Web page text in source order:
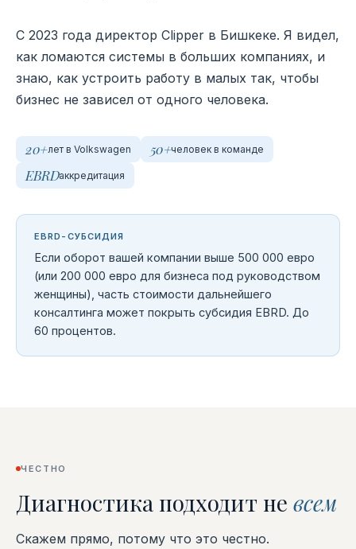
С 2023 года директор Clipper в Бишкеке. Я видел,
как ломаются системы в больших компаниях, и
знаю, как устроить работу в малых так, чтобы
бизнес не зависел от одного человека.
20+лет в Volkswagen 50+человек в команде
EBRDаккредитация
EBRD-СУБСИДИЯ
Если оборот вашей компании выше 500 000 евро
(или 200 000 евро для бизнеса под руководством
женщины), часть стоимости дальнейшего
консалтинга может покрыть субсидия EBRD. До
60 процентов.
ЧЕСТНО
Диагностика подходит не всем
Скажем прямо, потому что это честно.